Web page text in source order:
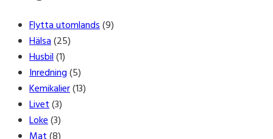
Flytta utomlands(9)
Hälsa(25)
Husbil(1)
Inredning(5)
Kemikalier(13)
Livet(3)
Loke(3)